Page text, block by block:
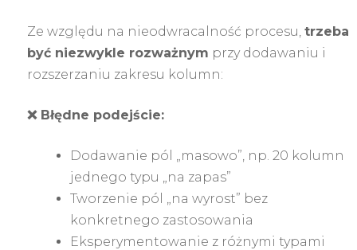
Ze względu na nieodwracalność procesu, trzeba
być niezwykle rozważnym przy dodawaniu i
rozszerzaniu zakresu kolumn:
❌ Błędne podejście:
Dodawanie pól „masowo”, np. 20 kolumn
jednego typu „na zapas”
Tworzenie pól „na wyrost” bez
konkretnego zastosowania
Eksperymentowanie z różnymi typami